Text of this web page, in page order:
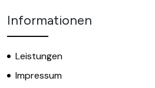
Informationen
Leistungen
Impressum